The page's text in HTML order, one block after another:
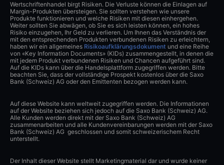
Wertschriftenhandel birgt Risiken. Die Verluste können die Einlagen auf
Margin-Produkten übersteigen. Sie sollten verstehen wie unsere
Produkte funktionieren und welche Risiken mit diesen einhergehen.
Weiter sollten Sie abwägen, ob Sie es sich leisten können, ein hohes
Risiko einzugehen, Ihr Geld zu verlieren. Um Ihnen das Verständnis der
mit den entsprechenden Produkten verbundenen Risiken zu erleichtern,
haben wir ein allgemeines Risikoaufklärungsdokument und eine Reihe
von «Key Information Documents» (KIDs) zusammengestellt, in denen die
mit jedem Produkt verbundenen Risiken und Chancen aufgeführt sind.
Auf die KIDs kann über die Handelsplattform zugegriffen werden. Bitte
beachten Sie, dass der vollständige Prospekt kostenlos über die Saxo
Bank (Schweiz) AG oder den Emittenten bezogen werden kann.
Auf diese Website kann weltweit zugegriffen werden. Die Informationen
auf der Website beziehen sich jedoch auf die Saxo Bank (Schweiz) AG.
Alle Kunden werden direkt mit der Saxo Bank (Schweiz) AG
zusammenarbeiten und alle Kundenvereinbarungen werden mit der Saxo
Bank (Schweiz) AG geschlossen und somit schweizerischem Recht
unterstellt.
Der Inhalt dieser Website stellt Marketingmaterial dar und wurde keiner